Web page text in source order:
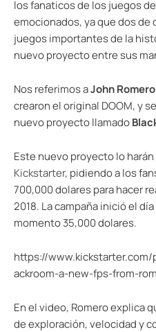
los fanaticos de los juegos
emocionados, ya que dos de
juegos importantes de la
nuevo proyecto entre sus
Nos referimos aJohn
crearon el original DOOM, y
nuevo proyecto llamado
Este nuevo proyecto lo harán
Kickstarter, pidiendo a los
700,000 dolares para hacer
2018. La campaña inició el
momento 35,000 dolares.
https://
ackroom-a-new-fps-from-
En el video, Romero explica
de exploración, velocidad y